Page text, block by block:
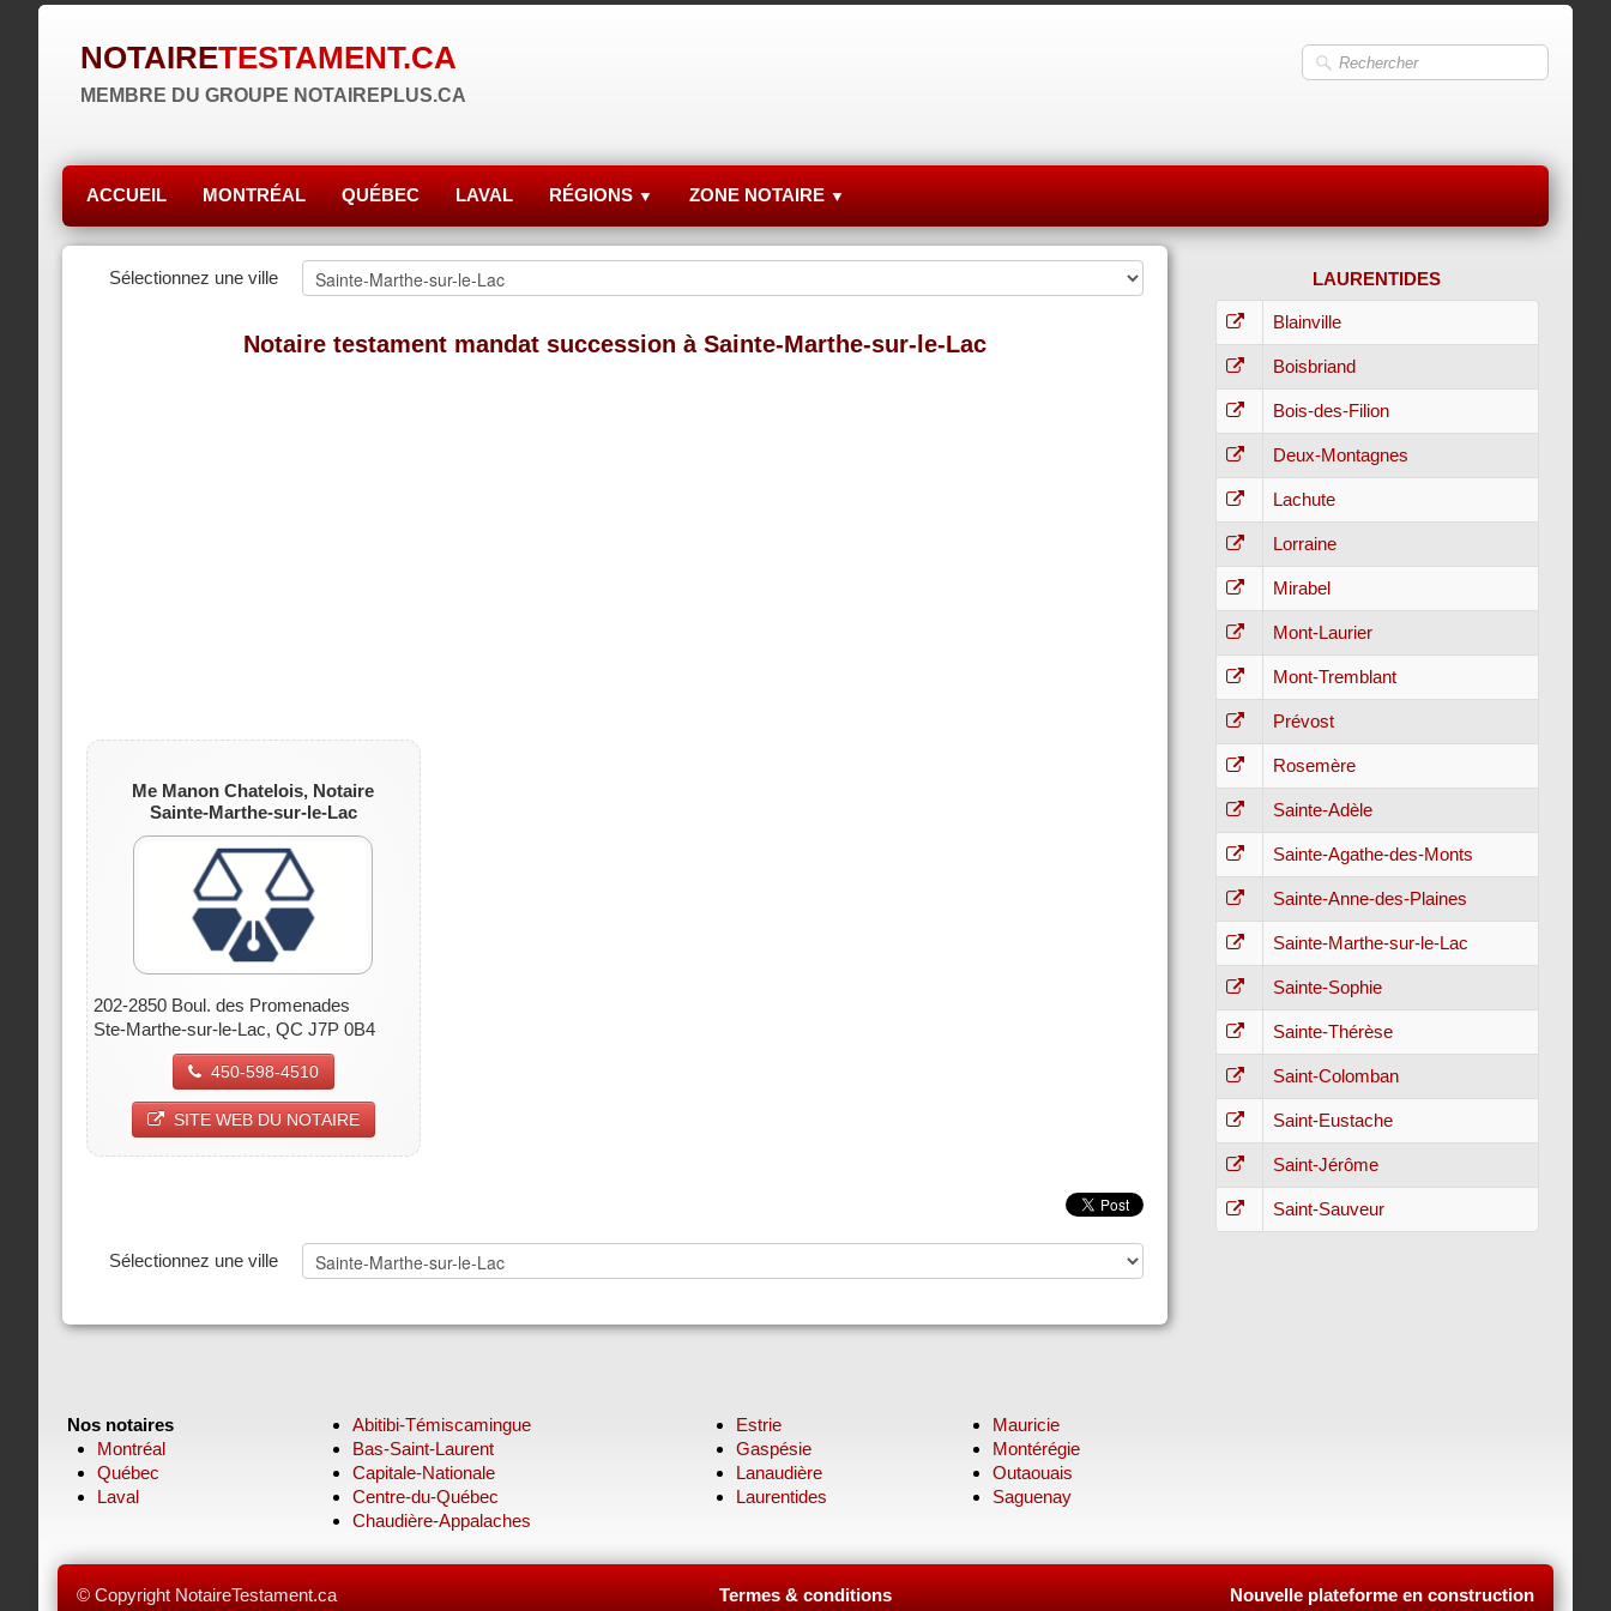
NOTAIRETESTAMENT.CA
MEMBRE DU GROUPE NOTAIREPLUS.CA
ACCUEIL MONTRÉAL QUÉBEC LAVAL RÉGIONS ▼ ZONE NOTAIRE ▼
Sélectionnez une ville
Notaire testament mandat succession à Sainte-Marthe-sur-le-Lac
Me Manon Chatelois, Notaire
Sainte-Marthe-sur-le-Lac
202-2850 Boul. des Promenades
Ste-Marthe-sur-le-Lac, QC J7P 0B4
450-598-4510
SITE WEB DU NOTAIRE
Sélectionnez une ville
LAURENTIDES
Blainville
Boisbriand
Bois-des-Filion
Deux-Montagnes
Lachute
Lorraine
Mirabel
Mont-Laurier
Mont-Tremblant
Prévost
Rosemère
Sainte-Adèle
Sainte-Agathe-des-Monts
Sainte-Anne-des-Plaines
Sainte-Marthe-sur-le-Lac
Sainte-Sophie
Sainte-Thérèse
Saint-Colomban
Saint-Eustache
Saint-Jérôme
Saint-Sauveur
Nos notaires
Montréal
Québec
Laval
Abitibi-Témiscamingue
Bas-Saint-Laurent
Capitale-Nationale
Centre-du-Québec
Chaudière-Appalaches
Estrie
Gaspésie
Lanaudière
Laurentides
Mauricie
Montérégie
Outaouais
Saguenay
© Copyright NotaireTestament.ca Termes & conditions Nouvelle plateforme en construction